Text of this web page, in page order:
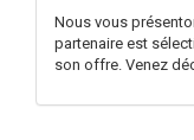
Nous vous
partenaire est
son offre. Venez